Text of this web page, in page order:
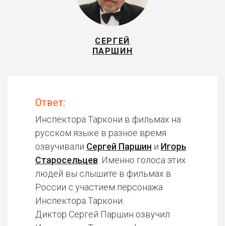
СЕРГЕЙ
ПАРШИН
Ответ:
Инспектора Таркони в фильмах на
русском языке в разное время
озвучивали Сергей Паршин и Игорь
Старосельцев . Именно голоса этих
людей вы слышите в фильмах в
России с участием персонажа
Инспектора Таркони.
Диктор Сергей Паршин озвучил